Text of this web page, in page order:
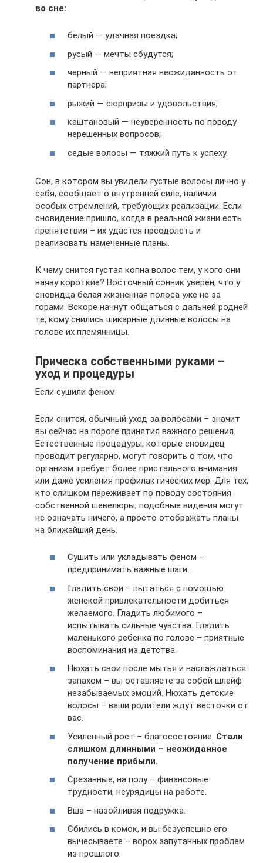
во сне:
белый — удачная поездка;
русый — мечты сбудутся;
черный — неприятная неожиданность от
партнера;
рыжий — сюрпризы и удовольствия;
каштановый — неуверенность по поводу
нерешенных вопросов;
седые волосы — тяжкий путь к успеху.
Сон, в котором вы увидели густые волосы лично у
себя, сообщает о внутренней силе, наличии
особых стремлений, требующих реализации. Если
сновидение пришло, когда в реальной жизни есть
препятствия – их удастся преодолеть и
реализовать намеченные планы.
К чему снится густая копна волос тем, у кого они
наяву короткие? Восточный сонник уверен, что у
сновидца белая жизненная полоса уже не за
горами. Вскоре начнут общаться с дальней родней
те, кому снились шикарные длинные волосы на
голове их племянницы.
Прическа собственными руками –
уход и процедуры
Если сушили феном
Если снится, обычный уход за волосами – значит
вы сейчас на пороге принятия важного решения.
Естественные процедуры, которые сновидец
проводит регулярно, могут говорить о том, что
организм требует более пристального внимания
или даже усиления профилактических мер. Для тех,
кто слишком переживает по поводу состояния
собственной шевелюры, подобные видения могут
не означать ничего, а просто отображать планы
на ближайший день.
Сушить или укладывать феном –
предпринимать важные шаги.
Гладить свои – пытаться с помощью
женской привлекательности добиться
желаемого. Гладить любимого –
испытывать сильные чувства. Гладить
маленького ребенка по голове – приятные
воспоминания из детства.
Нюхать свои после мытья и наслаждаться
запахом – вы оставляете за собой шлейф
незабываемых эмоций. Нюхать детские
волосы – ваши родители ждут весточки от
вас.
Усиленный рост – благосостояние. Стали
слишком длинными – неожиданное
получение прибыли.
Срезанные, на полу – финансовые
трудности, неурядицы на работе.
Вша – назойливая подружка.
Сбились в комок, и вы безуспешно его
вычесываете – ворох запутанных проблем
из прошлого.